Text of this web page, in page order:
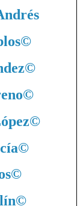
©
©
©
©
©
©
©